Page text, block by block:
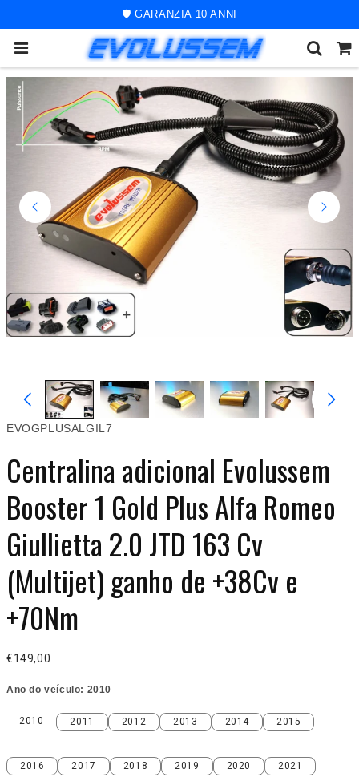
🚀 ORDINE SPEDITO ENTRO 48 ORE
EVOGPLUSALGIL7
Centralina adicional Evolussem
Booster 1 Gold Plus Alfa Romeo
Giullietta 2.0 JTD 163 Cv
(Multijet) ganho de +38Cv e
+70Nm
€149,00
Ano do veículo: 2010
2010
2010 2011
2011 2012
2012 2013
2013 2014
2014 2015
2015
2016
2016 2017
2017 2018
2018 2019
2019 2020
2020 2021
2021